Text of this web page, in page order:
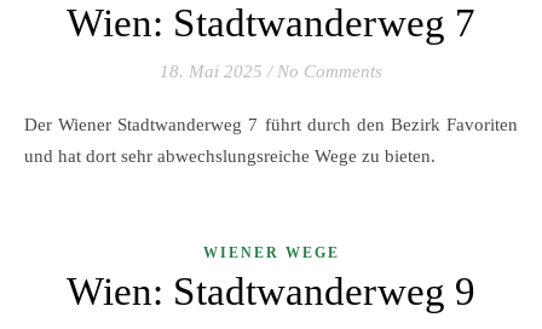
Wien: Stadtwanderweg 7
18. Mai 2025 / No Comments
Der Wiener Stadtwanderweg 7 führt durch den Bezirk Favoriten
und hat dort sehr abwechslungsreiche Wege zu bieten.
WIENER WEGE
Wien: Stadtwanderweg 9